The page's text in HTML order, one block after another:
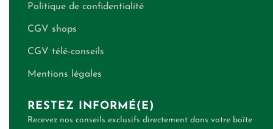
Politique de confidentialité
CGV shops
CGV télé-conseils
Mentions légales
RESTEZ INFORMÉ(E)
Recevez nos conseils exclusifs directement dans votre boîte